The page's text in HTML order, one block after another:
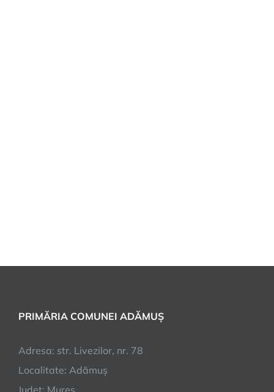
PRIMĂRIA COMUNEI ADĂMUȘ
Adresa: str. Livezilor, nr. 78
Localitate: Adămuș
Județ: Mureș